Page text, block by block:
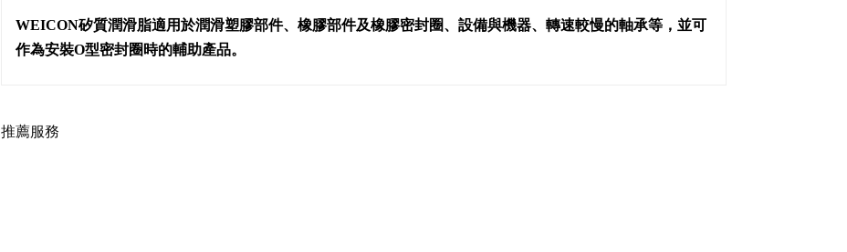
WEICON矽質潤滑脂適用於潤滑塑膠部件、橡膠部件及橡膠密封圈、設備與機器、轉速較慢的軸承等，並可
作為安裝O型密封圈時的輔助產品。
推薦服務